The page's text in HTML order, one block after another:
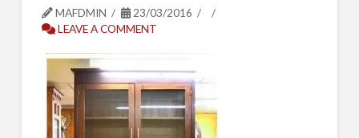
MAFDMIN
23/03/2016
LEAVE A COMMENT